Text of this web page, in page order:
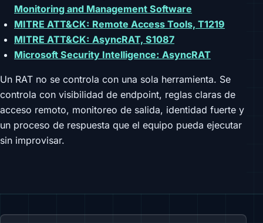
Monitoring and Management Software
MITRE ATT&CK: Remote Access Tools, T1219
MITRE ATT&CK: AsyncRAT, S1087
Microsoft Security Intelligence: AsyncRAT
Un RAT no se controla con una sola herramienta. Se
controla con visibilidad de endpoint, reglas claras de
acceso remoto, monitoreo de salida, identidad fuerte y
un proceso de respuesta que el equipo pueda ejecutar
sin improvisar.